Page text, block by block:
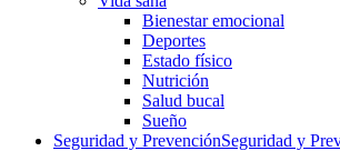
Bienestar emocional
Deportes
Estado físico
Nutrición
Salud bucal
Sueño
Seguridad y PrevenciónSeguridad y